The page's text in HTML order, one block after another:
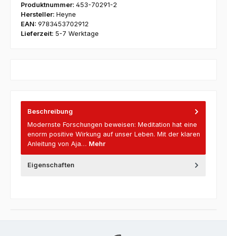
Produktnummer: 453-70291-2
Hersteller: Heyne
EAN: 9783453702912
Lieferzeit: 5-7 Werktage
Beschreibung
Modernste Forschungen beweisen: Meditation hat eine
enorm positive Wirkung auf unser Leben. Mit der klaren
Anleitung von Aja… Mehr
Eigenschaften